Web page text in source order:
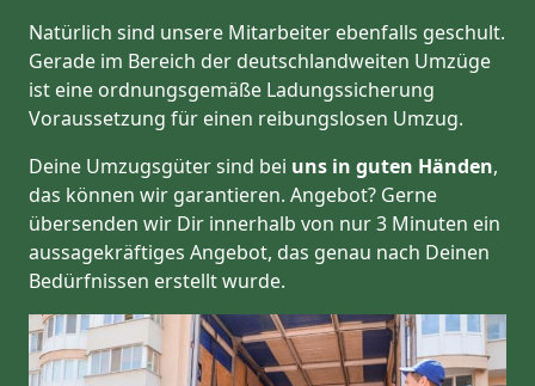
Natürlich sind unsere Mitarbeiter ebenfalls geschult.
Gerade im Bereich der deutschlandweiten Umzüge
ist eine ordnungsgemäße Ladungssicherung
Voraussetzung für einen reibungslosen Umzug.
Deine Umzugsgüter sind bei uns in guten Händen,
das können wir garantieren. Angebot? Gerne
übersenden wir Dir innerhalb von nur 3 Minuten ein
aussagekräftiges Angebot, das genau nach Deinen
Bedürfnissen erstellt wurde.